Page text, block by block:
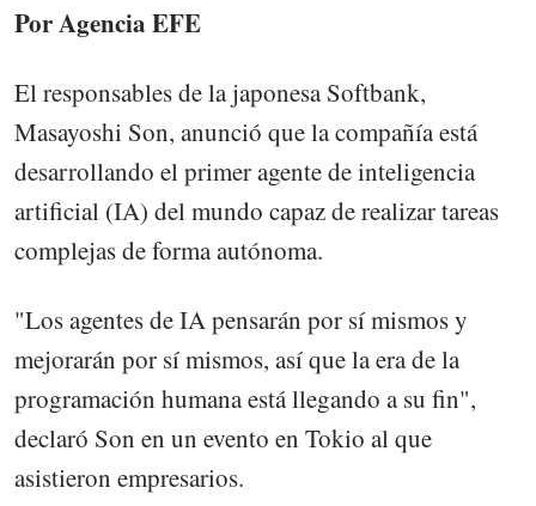
Por Agencia EFE
El responsables de la japonesa Softbank,
Masayoshi Son, anunció que la compañía está
desarrollando el primer agente de inteligencia
artificial (IA) del mundo capaz de realizar tareas
complejas de forma autónoma.
"Los agentes de IA pensarán por sí mismos y
mejorarán por sí mismos, así que la era de la
programación humana está llegando a su fin",
declaró Son en un evento en Tokio al que
asistieron empresarios.